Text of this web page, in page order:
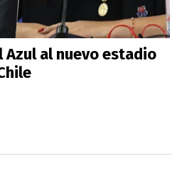
Azul al nuevo estadio